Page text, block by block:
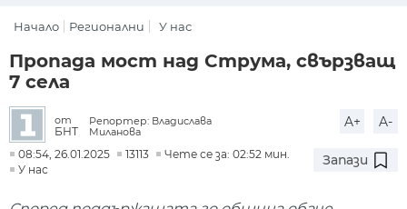
Начало Регионални У нас
Пропада мост над Струма, свързващ
7 села
от
БНТ
Репортер: Владислава
Миланова
A+ A-
08:54, 26.01.2025 13113
Чете се за: 02:52 мин.
У нас
Запази